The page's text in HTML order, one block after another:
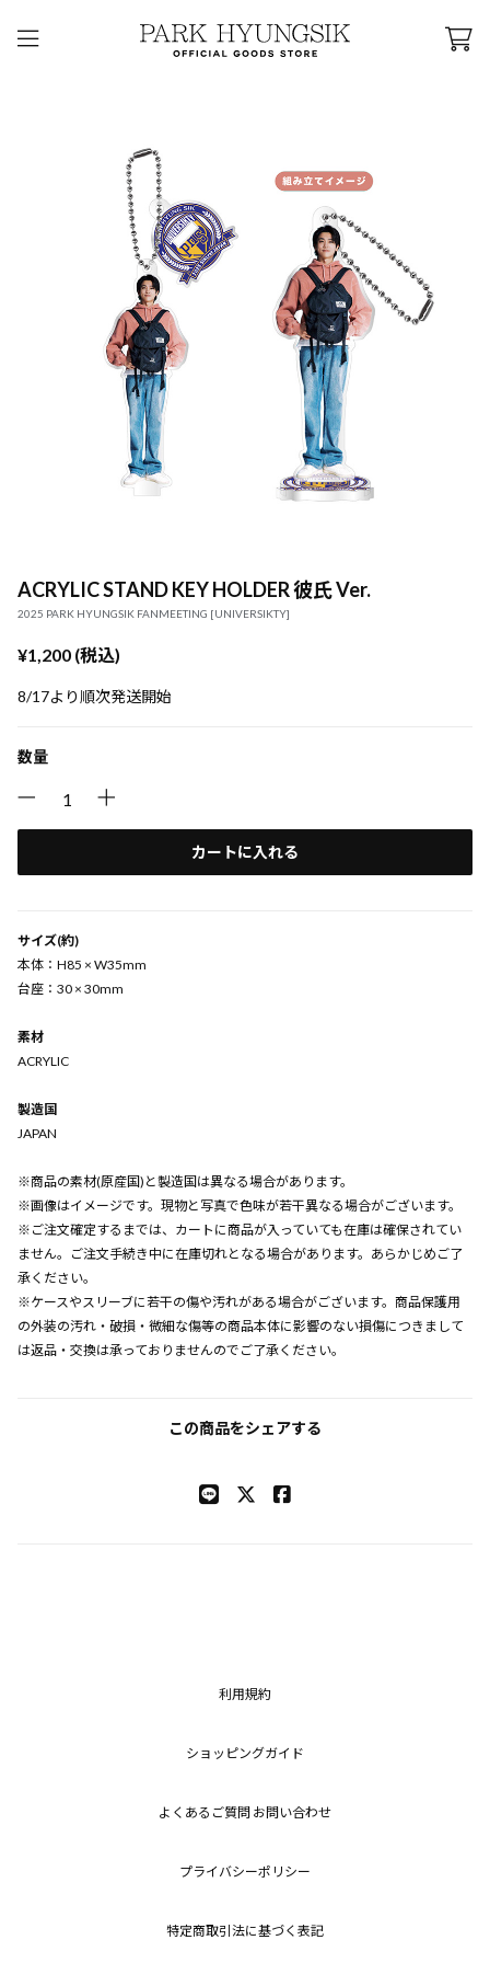
ACRYLIC STAND KEY HOLDER 彼氏 Ver.
2025 PARK HYUNGSIK FANMEETING [UNIVERSIKTY]
¥1,200 (税込)
8/17より順次発送開始
数量
カートに入れる
サイズ(約)
本体：H85 × W35mm
台座：30 × 30mm
素材
ACRYLIC
製造国
JAPAN
※商品の素材(原産国)と製造国は異なる場合があります。
※画像はイメージです。現物と写真で色味が若干異なる場合がございます。
※ご注文確定するまでは、カートに商品が入っていても在庫は確保されてい
ません。ご注文手続き中に在庫切れとなる場合があります。あらかじめご了
承ください。
※ケースやスリーブに若干の傷や汚れがある場合がございます。商品保護用
の外装の汚れ・破損・微細な傷等の商品本体に影響のない損傷につきまして
は返品・交換は承っておりませんのでご了承ください。
この商品をシェアする
利用規約
ショッピングガイド
よくあるご質問 お問い合わせ
プライバシーポリシー
特定商取引法に基づく表記